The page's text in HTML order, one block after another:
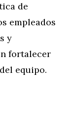
de
empleados
y
fortalecer
equipo.